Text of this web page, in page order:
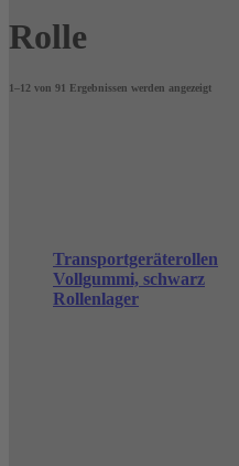
Rolle
1–12 von 91 Ergebnissen werden angezeigt
Transportgeräterollen
Vollgummi, schwarz
Rollenlager